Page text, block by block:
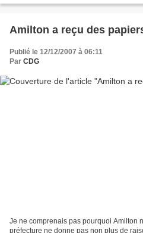
Amilton a reçu des
Publié le 12/12/2007 à 06:11
Par CDG
Je ne comprenais pas pourquoi Amilton
préfecture ne donne pas non plus de